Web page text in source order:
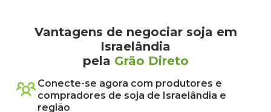
Vantagens de negociar soja em
Israelândia
pela Grão Direto
Conecte-se agora com produtores e
compradores de soja de Israelândia e
região